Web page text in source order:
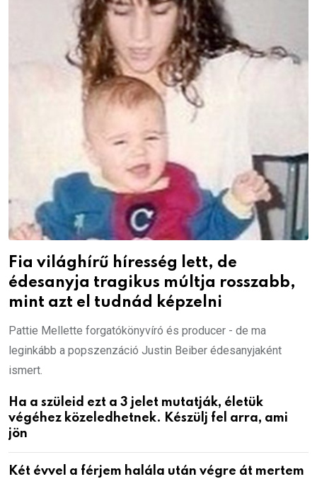
Fia világhírű híresség lett, de
édesanyja tragikus múltja rosszabb,
mint azt el tudnád képzelni
Pattie Mellette forgatókönyvíró és producer - de ma
leginkább a popszenzáció Justin Beiber édesanyjaként
ismert.
Ha a szüleid ezt a 3 jelet mutatják, életük
végéhez közeledhetnek. Készülj fel arra, ami
jön
Két évvel a férjem halála után végre át mertem